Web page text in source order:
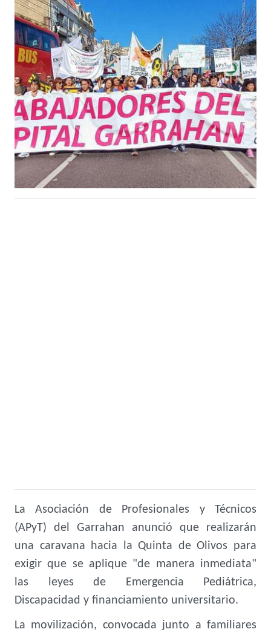
La Asociación de Profesionales y Técnicos
(APyT) del Garrahan anunció que realizarán
una caravana hacia la Quinta de Olivos para
exigir que se aplique "de manera inmediata"
las leyes de Emergencia Pediátrica,
Discapacidad y financiamiento universitario.
La movilización, convocada junto a familiares